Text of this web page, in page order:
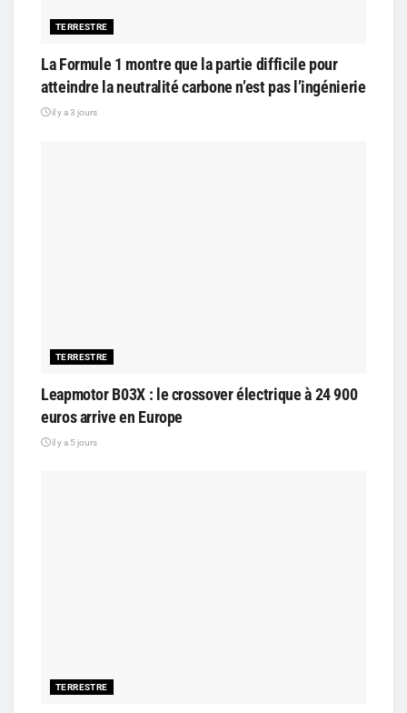
TERRESTRE
La Formule 1 montre que la partie difficile pour
atteindre la neutralité carbone n’est pas l’ingénierie
il y a 3 jours
TERRESTRE
Leapmotor B03X : le crossover électrique à 24 900
euros arrive en Europe
il y a 5 jours
TERRESTRE